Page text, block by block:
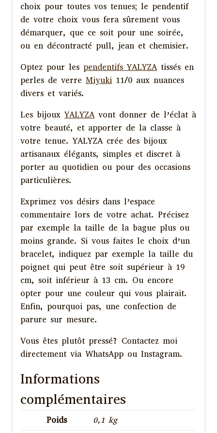
choix pour toutes vos tenues; le pendentif
de votre choix vous fera sûrement vous
démarquer, que ce soit pour une soirée,
ou en décontracté pull, jean et chemisier.
Optez pour les pendentifs YALYZAtissés en
perles de verre Miyuki 11/0 aux nuances
divers et variés.
Les bijouxYALYZAvont donner de l’éclat à
votre beauté, et apporter de la classe à
votre tenue. YALYZA crée des bijoux
artisanaux élégants, simples et discret à
porter au quotidien ou pour des occasions
particulières.
Exprimez vos désirs dans l’espace
commentaire lors de votre achat. Précisez
par exemple la taille de la bague plus ou
moins grande. Si vous faites le choix d’un
bracelet, indiquez par exemple la taille du
poignet qui peut être soit supérieur à 19
cm, soit inférieur à 13 cm. Ou encore
opter pour une couleur qui vous plairait.
Enfin, pourquoi pas, une confection de
parure sur mesure.
Vous êtes plutôt pressé? Contactez moi
directement via WhatsApp ou Instagram.
Informations
complémentaires
Poids 0,1 kg